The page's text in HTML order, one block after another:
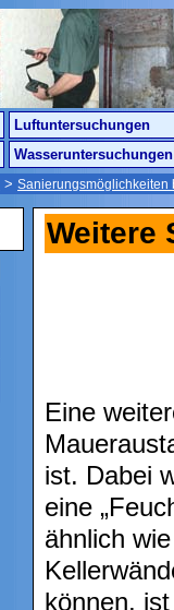
Luftuntersuchungen
Wasseruntersuchungen
> Sanierungsmöglichkeiten
Weitere
Eine
ist. Dabei
eine
ähnlich
können,